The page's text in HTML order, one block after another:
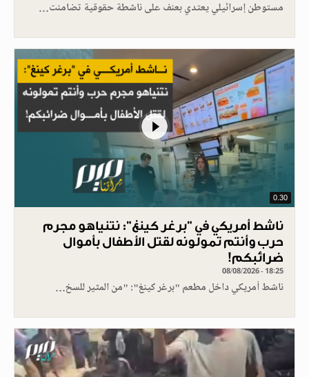
مستوطن إسرائيلي يعتدي بعنف على ناشطة حقوقية تضامنت…
0.30
ناشط أمريكي في "برغر كينغ": نتنياهو مجرم
حرب وأنتم تمولونه لقتل الأطفال بأموال
ضرائبكم!
08/08/2026 - 18:25
ناشط أمريكي داخل مطعم "برغر كينغ": "من المثير للسخ…